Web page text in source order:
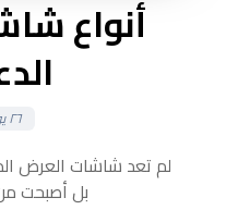
أنواع
٢٦ يوليو ٢٠٢٥
لم تعد شاشات العرض
بل أصبحت